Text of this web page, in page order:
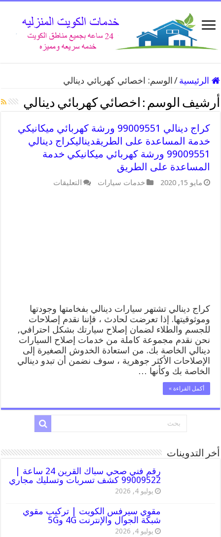
الرئيسية / الوسم: اخصائي كهربائي دينالي
أرشيف الوسم : اخصائي كهربائي دينالي
كراج دينالي 99009551 ورشة كهربائي ميكانيكي
خدمة المساعدة على الطريقديناليكراج دينالي
99009551 ورشة كهربائي ميكانيكي خدمة
المساعدة على الطريق
مايو 15, 2020 خدمات سيارات التعليقات
كهربائي
ميكانيكي
خدمة
المساعدة
على
الطريق
مغلقة
كراج دينالي تشتهر سيارات دينالي بفخامتها وجودتها
وموثوقيتها. إذا تعرضت لحادث ، فإننا نقدم إصلاحات
للجسم والطلاء لضمان إصلاح سيارتك بشكل احترافي,
نحن نقدم مجموعة كاملة من خدمات إصلاح السيارات
دينالي الخاصة بك. من استعادة الخدوش الصغيرة إلى
الإصلاحات الأكثر جوهرية ، سوف نضمن أن تبدو دينالي
الخاصة بك وكأنها …
أكمل القراءة »
أخر التدوينات
رقم فني صحي سباك القرين 24 ساعة |
99009522 كشف تسربات وتسليك مجاري
يوليو 4, 2026
مقوي سيرفس الكويت | تركيب مقوي
شبكة الجوال والإنترنت 4G و5G
يوليو 4, 2026